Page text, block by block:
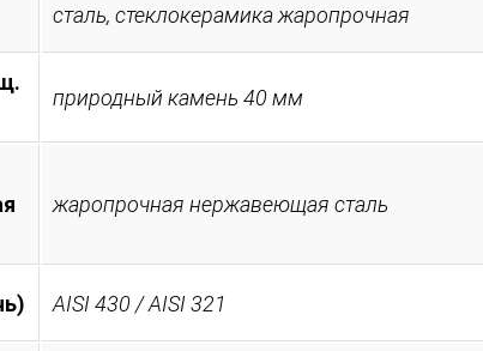
сталь, стеклокерамика жаропрочная
природный камень 40 мм
жаропрочная нержавеющая сталь
AISI 430 / AISI 321